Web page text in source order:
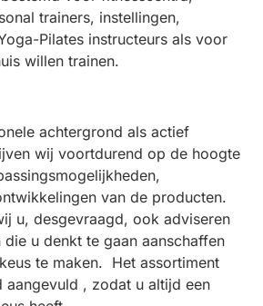
trainers, instellingen,
Pilates instructeurs als voor
willen trainen.
achtergrond als actief
wij voortdurend op de hoogte
van de producten.
u, desgevraagd, ook adviseren
u denkt te gaan aanschaffen
te maken. Het assortiment
, zodat u altijd een